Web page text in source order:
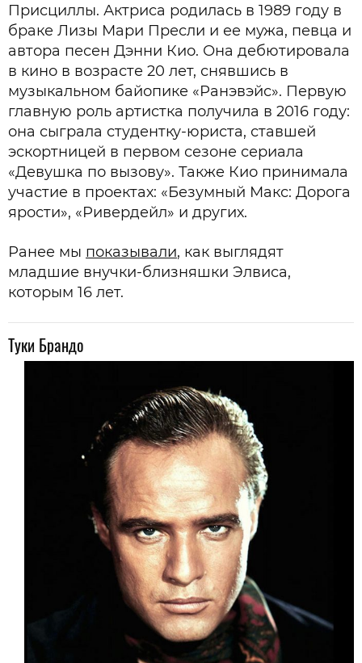
Присциллы. Актриса родилась в 1989 году в
браке Лизы Мари Пресли и ее мужа, певца и
автора песен Дэнни Кио. Она дебютировала
в кино в возрасте 20 лет, снявшись в
музыкальном байопике «Ранэвэйс». Первую
главную роль артистка получила в 2016 году:
она сыграла студентку-юриста, ставшей
эскортницей в первом сезоне сериала
«Девушка по вызову». Также Кио принимала
участие в проектах: «Безумный Макс: Дорога
ярости», «Ривердейл» и других.
Ранее мы показывали, как выглядят
младшие внучки-близняшки Элвиса,
которым 16 лет.
Туки Брандо